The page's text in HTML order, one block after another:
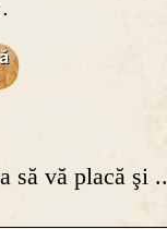
să vă placă şi